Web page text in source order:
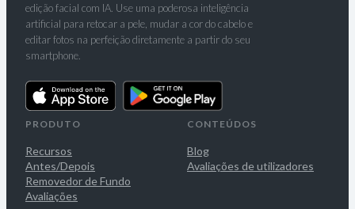
edição facial com IA. Use uma poderosa inteligência
artificial para retocar a pele, mudar a cor do cabelo e
editar fotos na perfeição diretamente a partir do seu
smartphone.
PRODUTO
Recursos
Antes/Depois
Removedor de Fundo
Avaliações
CONTEÚDOS
Blog
Avaliações de utilizadores